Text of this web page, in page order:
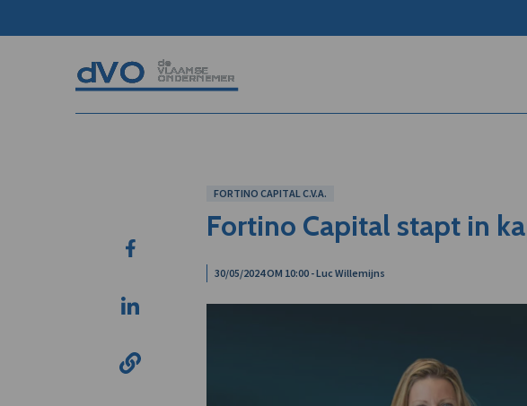
FORTINO CAPITAL C.V.A.
Fortino Capital stapt in
30/05/2024 OM 10:00 - Luc Willemijns